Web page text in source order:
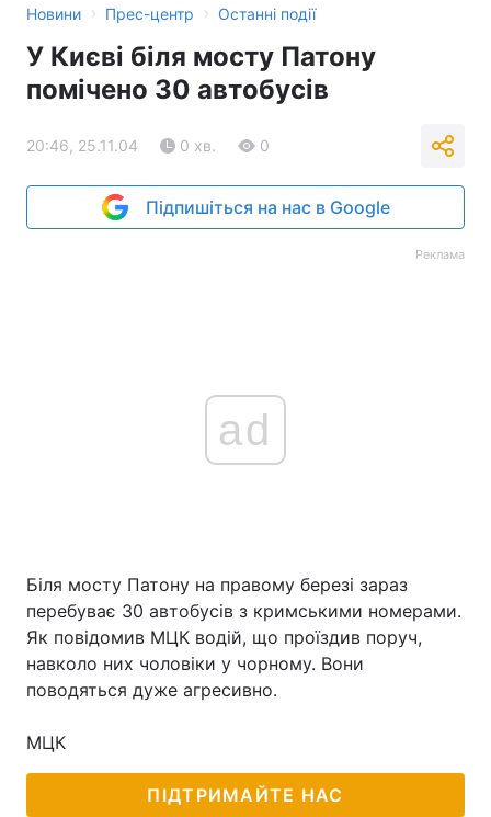
Новини › Прес-центр › Останні події
У Києві біля мосту Патону
помічено 30 автобусів
20:46, 25.11.04 0 хв. 0
Підпишіться на нас в Google
Реклама
ad
Біля мосту Патону на правому березі зараз
перебуває 30 автобусів з кримськими номерами.
Як повідомив МЦК водій, що проїздив поруч,
навколо них чоловіки у чорному. Вони
поводяться дуже агресивно.
МЦК
ПІДТРИМАЙТЕ НАС